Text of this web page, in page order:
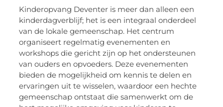
Kinderopvang Deventer is meer dan alleen een
kinderdagverblijf; het is een integraal onderdeel
van de lokale gemeenschap. Het centrum
organiseert regelmatig evenementen en
workshops die gericht zijn op het ondersteunen
van ouders en opvoeders. Deze evenementen
bieden de mogelijkheid om kennis te delen en
ervaringen uit te wisselen, waardoor een hechte
gemeenschap ontstaat die samenwerkt om de